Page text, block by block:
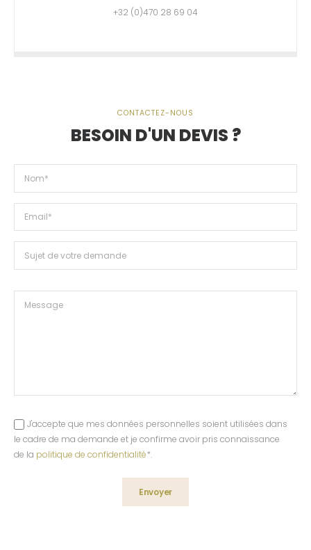
+32 (0)470 28 69 04
CONTACTEZ-NOUS
BESOIN D'UN DEVIS ?
J'accepte que mes données personnelles soient utilisées dans
le cadre de ma demande et je confirme avoir pris connaissance
de la politique de confidentialité*.
Envoyer